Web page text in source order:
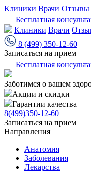
Клиники Врачи Отзывы
Бесплатная
Клиники Врачи
8 (499) 350-12-60
Записаться на прием
Бесплатная
Заботимся о вашем
Акции и скидки
Гарантии качества
8(499)350-12-60
Записаться на прием
Направления
Анатомия
Заболевания
Лекарства